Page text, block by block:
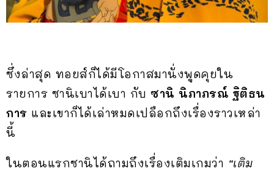
ซึ่งล่าสุด ทอยส์ก็ได้มีโอกาสมานั่งพูดคุยใน
รายการ ซานิเบาได้เบา กับ ซานิ นิภาภรณ์ ฐิติธน
การ และเขาก็ได้เล่าหมดเปลือกถึงเรื่องราวเหล่า
นี้
ในตอนแรกซานิได้ถามถึงเรื่องเติมเกมว่า “เติม